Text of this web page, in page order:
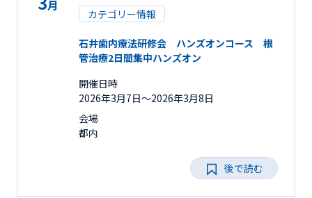
月
カテゴリー情報
石井歯内療法研修会 ハンズオンコース 根
管治療2日間集中ハンズオン
開催日時
2026年3月7日〜2026年3月8日
会場
都内
後で読む